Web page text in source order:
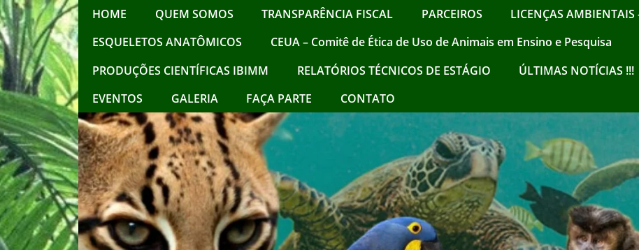
HOME QUEM SOMOS TRANSPARÊNCIA FISCAL PARCEIROS LICENÇAS
ESQUELETOS ANATÔMICOS
CEUA – Comitê de Ética de Uso de Animais em Ensino e Pesquisa
PRODUÇÕES CIENTÍFICAS IBIMM
RELATÓRIOS TÉCNICOS DE ESTÁGIO ÚLTIMAS NOTÍCIAS !!!
EVENTOS
GALERIA FAÇA PARTE CONTATO